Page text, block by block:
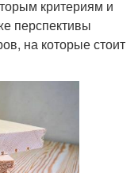
критериям и
перспективы
на которые стоит